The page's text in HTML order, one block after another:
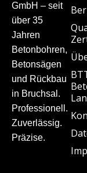
GmbH – seit
über 35
Jahren
Betonbohren,
Betonsägen
und Rückbau
in Bruchsal.
Professionell.
Zuverlässig.
Präzise.